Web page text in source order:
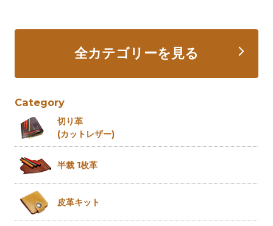
全カテゴリーを見る
Category
切り革
(カットレザー)
半裁 1枚革
皮革キット